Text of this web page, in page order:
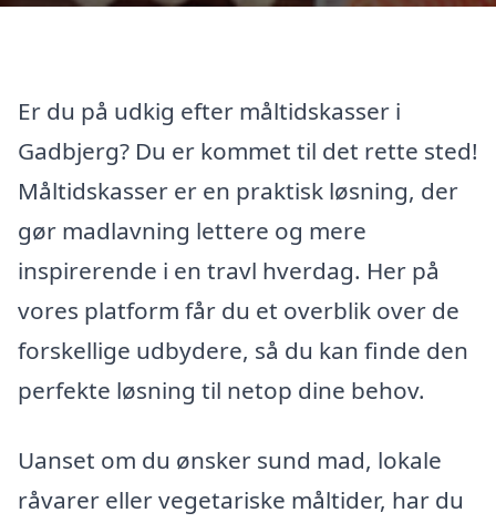
Er du på udkig efter måltidskasser i
Gadbjerg? Du er kommet til det rette sted!
Måltidskasser er en praktisk løsning, der
gør madlavning lettere og mere
inspirerende i en travl hverdag. Her på
vores platform får du et overblik over de
forskellige udbydere, så du kan finde den
perfekte løsning til netop dine behov.
Uanset om du ønsker sund mad, lokale
råvarer eller vegetariske måltider, har du